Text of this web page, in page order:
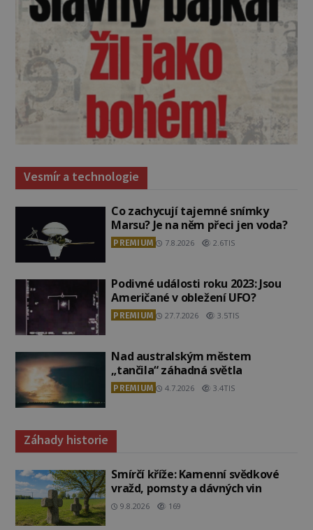
Vesmír a technologie
Co zachycují tajemné snímky
Marsu? Je na něm přeci jen voda?
PREMIUM 7.8.2026 2.6TIS
Podivné události roku 2023: Jsou
Američané v obležení UFO?
PREMIUM 27.7.2026 3.5TIS
Nad australským městem
„tančila“ záhadná světla
PREMIUM 4.7.2026 3.4TIS
Záhady historie
Smírčí kříže: Kamenní svědkové
vražd, pomsty a dávných vin
9.8.2026 169